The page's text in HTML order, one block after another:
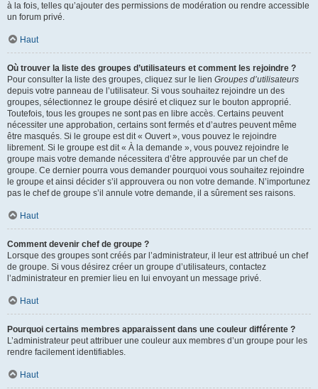
à la fois, telles qu’ajouter des permissions de modération ou rendre accessible
un forum privé.
Haut
Où trouver la liste des groupes d’utilisateurs et comment les rejoindre ?
Pour consulter la liste des groupes, cliquez sur le lien Groupes d’utilisateurs
depuis votre panneau de l’utilisateur. Si vous souhaitez rejoindre un des
groupes, sélectionnez le groupe désiré et cliquez sur le bouton approprié.
Toutefois, tous les groupes ne sont pas en libre accès. Certains peuvent
nécessiter une approbation, certains sont fermés et d’autres peuvent même
être masqués. Si le groupe est dit « Ouvert », vous pouvez le rejoindre
librement. Si le groupe est dit « À la demande », vous pouvez rejoindre le
groupe mais votre demande nécessitera d’être approuvée par un chef de
groupe. Ce dernier pourra vous demander pourquoi vous souhaitez rejoindre
le groupe et ainsi décider s’il approuvera ou non votre demande. N’importunez
pas le chef de groupe s’il annule votre demande, il a sûrement ses raisons.
Haut
Comment devenir chef de groupe ?
Lorsque des groupes sont créés par l’administrateur, il leur est attribué un chef
de groupe. Si vous désirez créer un groupe d’utilisateurs, contactez
l’administrateur en premier lieu en lui envoyant un message privé.
Haut
Pourquoi certains membres apparaissent dans une couleur différente ?
L’administrateur peut attribuer une couleur aux membres d’un groupe pour les
rendre facilement identifiables.
Haut